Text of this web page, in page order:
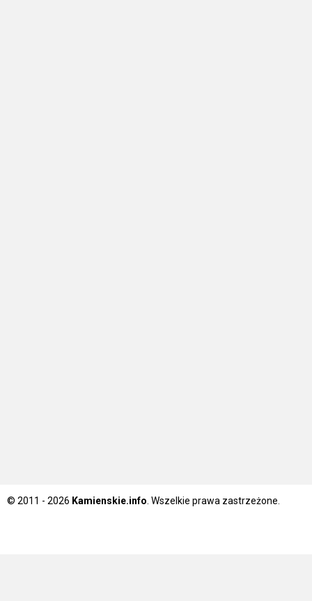
© 2011 - 2026 Kamienskie.info . Wszelkie prawa zastrzeżone.